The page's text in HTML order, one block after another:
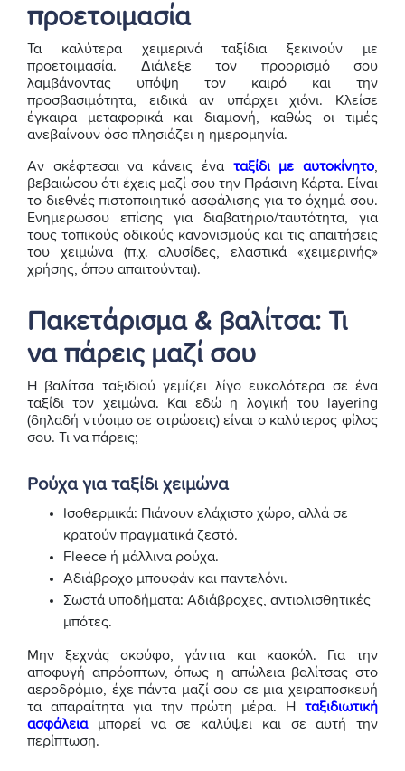
προετοιμασία
Τα καλύτερα χειμερινά ταξίδια ξεκινούν με
προετοιμασία. Διάλεξε τον προορισμό σου
λαμβάνοντας υπόψη τον καιρό και την
προσβασιμότητα, ειδικά αν υπάρχει χιόνι. Κλείσε
έγκαιρα μεταφορικά και διαμονή, καθώς οι τιμές
ανεβαίνουν όσο πλησιάζει η ημερομηνία.
Αν σκέφτεσαι να κάνεις ένα ταξίδι με αυτοκίνητο,
βεβαιώσου ότι έχεις μαζί σου την Πράσινη Κάρτα. Είναι
το διεθνές πιστοποιητικό ασφάλισης για το όχημά σου.
Ενημερώσου επίσης για διαβατήριο/ταυτότητα, για
τους τοπικούς οδικούς κανονισμούς και τις απαιτήσεις
του χειμώνα (π.χ. αλυσίδες, ελαστικά «χειμερινής»
χρήσης, όπου απαιτούνται).
Πακετάρισμα & βαλίτσα: Τι
να πάρεις μαζί σου
Η βαλίτσα ταξιδιού γεμίζει λίγο ευκολότερα σε ένα
ταξίδι τον χειμώνα. Και εδώ η λογική του layering
(δηλαδή ντύσιμο σε στρώσεις) είναι ο καλύτερος φίλος
σου. Τι να πάρεις;
Ρούχα για ταξίδι χειμώνα
Ισοθερμικά: Πιάνουν ελάχιστο χώρο, αλλά σε
κρατούν πραγματικά ζεστό.
Fleece ή μάλλινα ρούχα.
Αδιάβροχο μπουφάν και παντελόνι.
Σωστά υποδήματα: Αδιάβροχες, αντιολισθητικές
μπότες.
Μην ξεχνάς σκούφο, γάντια και κασκόλ. Για την
αποφυγή απρόοπτων, όπως η απώλεια βαλίτσας στο
αεροδρόμιο, έχε πάντα μαζί σου σε μια χειραποσκευή
τα απαραίτητα για την πρώτη μέρα. Η ταξιδιωτική
ασφάλειαμπορεί να σε καλύψει και σε αυτή την
περίπτωση.